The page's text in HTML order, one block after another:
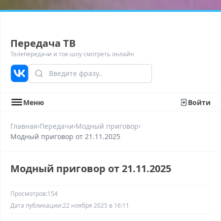
Передача ТВ
Телепередачи и ток-шоу смотреть онлайн
Меню Войти
Главная›Передачи›Модный приговор›
Модный приговор от 21.11.2025
Модный приговор от 21.11.2025
Просмотров:154
Дата публикации:22 ноября 2025 в 16:11